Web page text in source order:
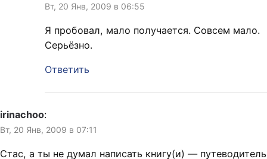
Вт, 20 Янв, 2009 в 06:55
Я пробовал, мало получается. Совсем мало.
Серьёзно.
Ответить
irinachoo:
Вт, 20 Янв, 2009 в 07:11
Стас, а ты не думал написать книгу(и) — путеводитель